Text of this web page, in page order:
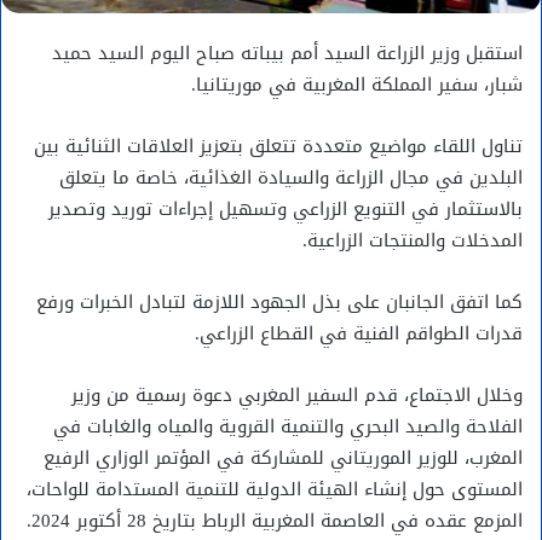
استقبل وزير الزراعة السيد أمم بيباته صباح اليوم السيد حميد
شبار، سفير المملكة المغربية في موريتانيا.
تناول اللقاء مواضيع متعددة تتعلق بتعزيز العلاقات الثنائية بين
البلدين في مجال الزراعة والسيادة الغذائية، خاصة ما يتعلق
بالاستثمار في التنويع الزراعي وتسهيل إجراءات توريد وتصدير
المدخلات والمنتجات الزراعية.
كما اتفق الجانبان على بذل الجهود اللازمة لتبادل الخبرات ورفع
قدرات الطواقم الفنية في القطاع الزراعي.
وخلال الاجتماع، قدم السفير المغربي دعوة رسمية من وزير
الفلاحة والصيد البحري والتنمية القروية والمياه والغابات في
المغرب، للوزير الموريتاني للمشاركة في المؤتمر الوزاري الرفيع
المستوى حول إنشاء الهيئة الدولية للتنمية المستدامة للواحات،
المزمع عقده في العاصمة المغربية الرباط بتاريخ 28 أكتوبر 2024.